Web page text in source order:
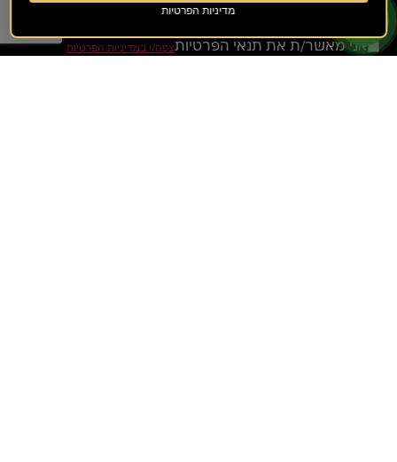
אני מאשר/ת את תנאי הפרטיותצפה/י במדיניות הפרטיות
מדיניות הפרטיות